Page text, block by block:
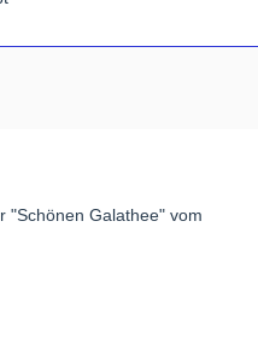
"Schönen Galathee" vom